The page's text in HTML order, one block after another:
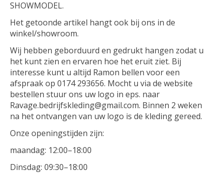
SHOWMODEL.
Het getoonde artikel hangt ook bij ons in de
winkel/showroom.
Wij hebben geborduurd en gedrukt hangen zodat u
het kunt zien en ervaren hoe het eruit ziet. Bij
interesse kunt u altijd Ramon bellen voor een
afspraak op 0174 293656. Mocht u via de website
bestellen stuur ons uw logo in eps. naar
Ravage.bedrijfskleding@gmail.com. Binnen 2 weken
na het ontvangen van uw logo is de kleding gereed.
Onze openingstijden zijn:
maandag: 12:00–18:00
Dinsdag: 09:30–18:00